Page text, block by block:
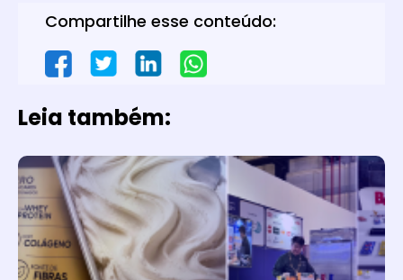
Compartilhe esse conteúdo:
Leia também: